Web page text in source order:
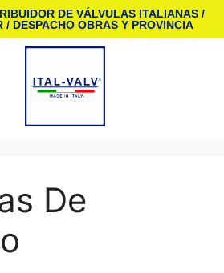
DE VÁLVULAS ITALIANAS /
/ DESPACHO OBRAS Y PROVINCIA
De